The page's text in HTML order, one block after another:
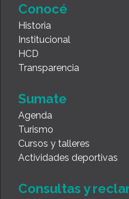
Conocé
Historia
Institucional
HCD
Transparencia
Sumate
Agenda
Turismo
Cursos y talleres
Actividades deportivas
Consultas y